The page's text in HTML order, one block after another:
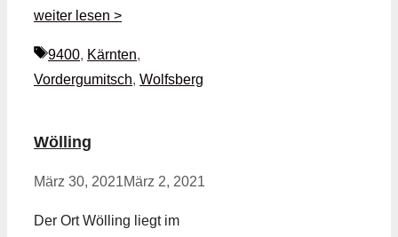
weiter lesen >
Schlagwörter
9400, Kärnten,
Vordergumitsch, Wolfsberg
Wölling
März 30, 2021März 2, 2021
Der Ort Wölling liegt im